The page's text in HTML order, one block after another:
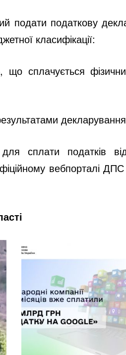
подати податкову
класифікації:
сплачується
сплати податків
вебпорталі